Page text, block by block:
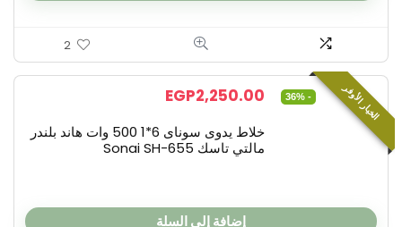
2
الخيار الأوفر - 36%
EGP2,250.00
خلاط يدوى سوناى 6*1 500 وات هاند بلندر
مالتي تاسك Sonai SH-655
إضافة إلى السلة